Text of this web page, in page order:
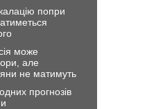
попри
може
але
не матимуть
прогнозів